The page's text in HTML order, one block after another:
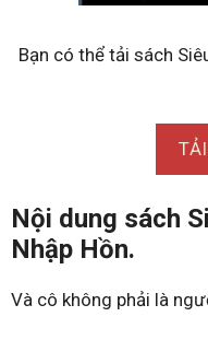
Bạn có thể tải sách
Nội dung sách
Nhập Hồn.
Và cô không phải là